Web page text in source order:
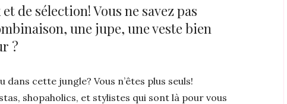
de sélection! Vous ne savez pas
une jupe, une veste bien
?
cette jungle? Vous n’êtes plus seuls!
shopaholics, et stylistes qui sont là pour vous